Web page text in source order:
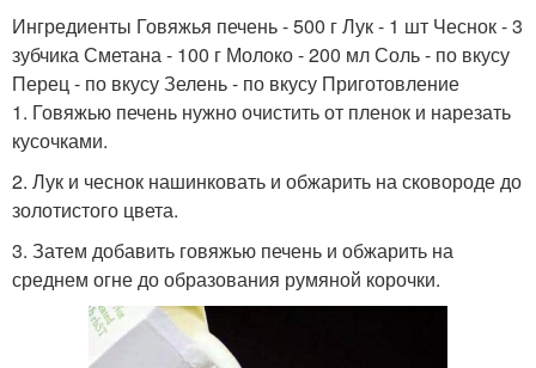
Ингредиенты Говяжья печень - 500 г Лук - 1 шт Чеснок - 3
зубчика Сметана - 100 г Молоко - 200 мл Соль - по вкусу
Перец - по вкусу Зелень - по вкусу Приготовление
1. Говяжью печень нужно очистить от пленок и нарезать
кусочками.
2. Лук и чеснок нашинковать и обжарить на сковороде до
золотистого цвета.
3. Затем добавить говяжью печень и обжарить на
среднем огне до образования румяной корочки.